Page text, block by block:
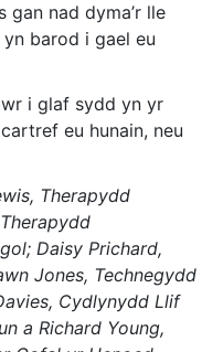
gan nad dyma’r lle
barod i gael eu
i glaf sydd yn yr
eu hunain, neu
Therapydd
Daisy Prichard,
Jones, Technegydd
Cydlynydd Llif
a Richard Young,